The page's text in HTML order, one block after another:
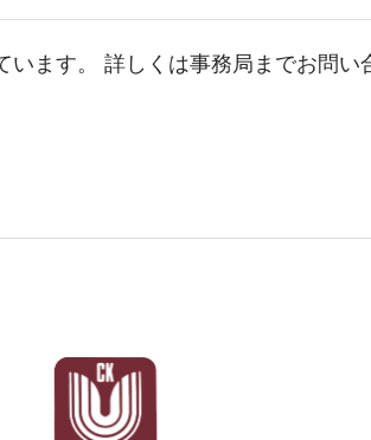
ます。 詳しくは事務局までお問い